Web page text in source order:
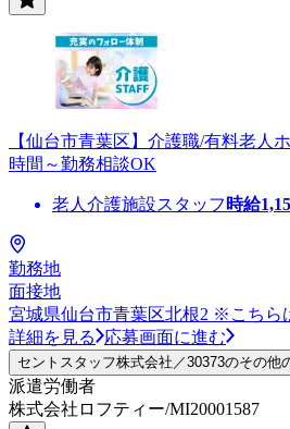
【仙台市青葉区】介護職/有料老人
時間～勤務相談OK
老人介護施設スタッフ 時給
勤務地
面接地
宮城県仙台市青葉区北根2 ※こちら
詳細を見る
応募画面に進む
セントスタッフ株式会社／30373のその他
派遣労働者
株式会社ロフティー/MI20001587